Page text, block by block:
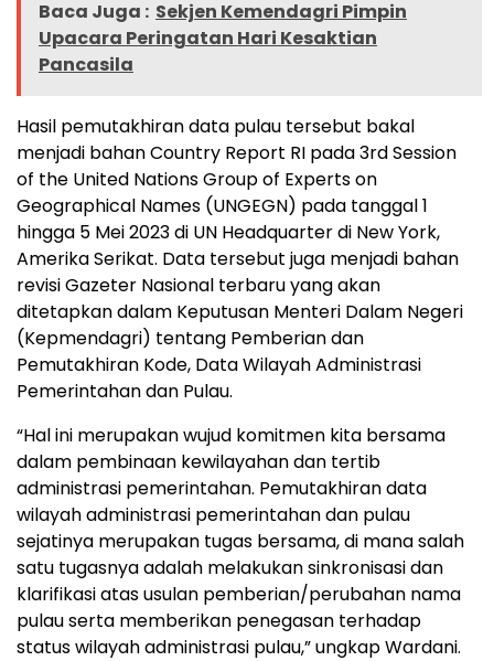
Baca Juga : Sekjen Kemendagri Pimpin
Upacara Peringatan Hari Kesaktian
Pancasila
Hasil pemutakhiran data pulau tersebut bakal
menjadi bahan Country Report RI pada 3rd Session
of the United Nations Group of Experts on
Geographical Names (UNGEGN) pada tanggal 1
hingga 5 Mei 2023 di UN Headquarter di New York,
Amerika Serikat. Data tersebut juga menjadi bahan
revisi Gazeter Nasional terbaru yang akan
ditetapkan dalam Keputusan Menteri Dalam Negeri
(Kepmendagri) tentang Pemberian dan
Pemutakhiran Kode, Data Wilayah Administrasi
Pemerintahan dan Pulau.
“Hal ini merupakan wujud komitmen kita bersama
dalam pembinaan kewilayahan dan tertib
administrasi pemerintahan. Pemutakhiran data
wilayah administrasi pemerintahan dan pulau
sejatinya merupakan tugas bersama, di mana salah
satu tugasnya adalah melakukan sinkronisasi dan
klarifikasi atas usulan pemberian/perubahan nama
pulau serta memberikan penegasan terhadap
status wilayah administrasi pulau,” ungkap Wardani.